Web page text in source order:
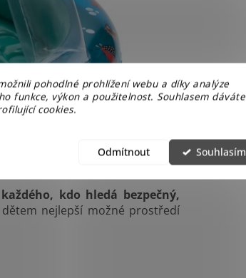
pohodlné prohlížení webu a díky analýze
funkce, výkon a použitelnost. Souhlasem dáváte
cookies.
Odmítnout Souhlasím
kdo hledá bezpečný,
nejlepší možné prostředí